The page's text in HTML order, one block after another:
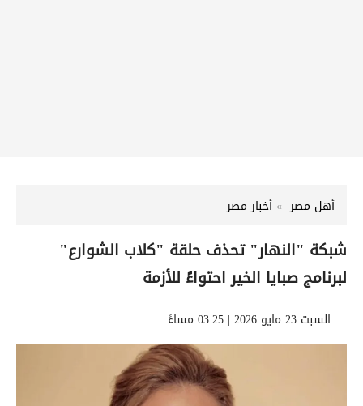
أهل مصر أخبار مصر
شبكة "النهار" تحذف حلقة "كلاب الشوارع"
لبرنامج صبايا الخير احتواءً للأزمة
السبت 23 مايو 2026 | 03:25 مساءً